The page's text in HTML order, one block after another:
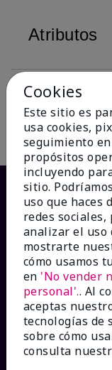
Atributos
Descripción
¿CÓMO
Recibe e-mails
Cookies
Este sitio es
usa cookies,
seguimiento
propósitos
incluyendo
sitio.
uso que haces
redes
analizar el uso
mostrarte
cómo usamos
en 'No vender
personal'.. Al
aceptas
tecnologías de
sobre cómo
consulta